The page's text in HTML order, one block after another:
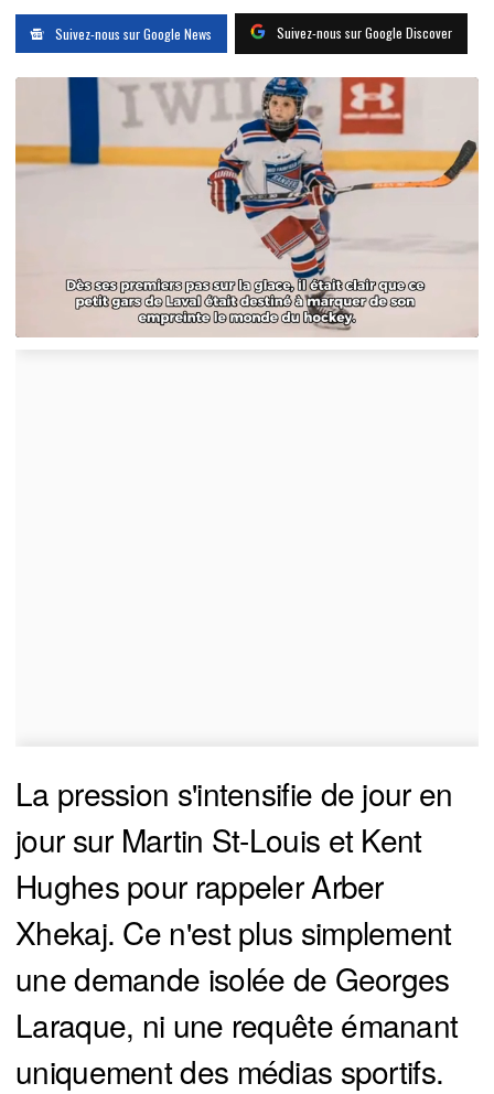
Suivez-nous sur Google News Suivez-nous sur Google Discover
La pression s'intensifie de jour en
jour sur Martin St-Louis et Kent
Hughes pour rappeler Arber
Xhekaj. Ce n'est plus simplement
une demande isolée de Georges
Laraque, ni une requête émanant
uniquement des médias sportifs.